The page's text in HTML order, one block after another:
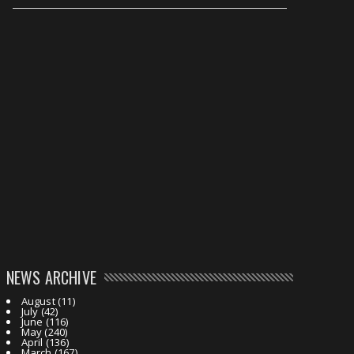
NEWS ARCHIVE
August(11)
July(42)
June(116)
May(240)
April (136)